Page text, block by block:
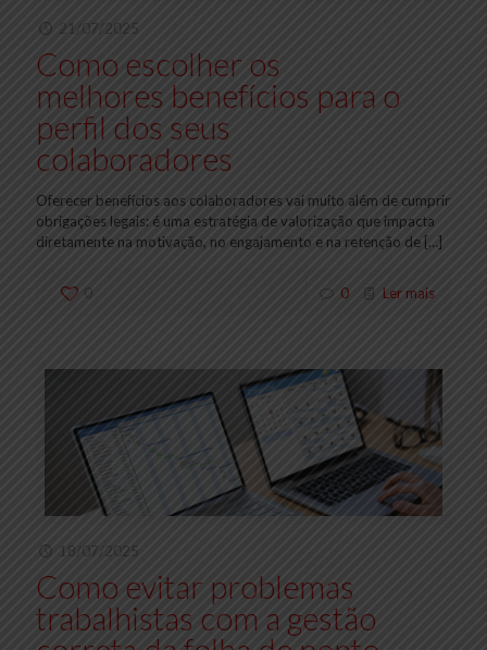
21/07/2025
Como escolher os
melhores benefícios para o
perfil dos seus
colaboradores
Oferecer benefícios aos colaboradores vai muito além de cumprir
obrigações legais: é uma estratégia de valorização que impacta
diretamente na motivação, no engajamento e na retenção de […]
0 0 Ler mais
18/07/2025
Como evitar problemas
trabalhistas com a gestão